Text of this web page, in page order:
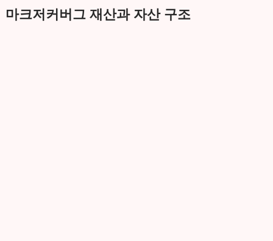
마크저커버그 재산과 자산 구조